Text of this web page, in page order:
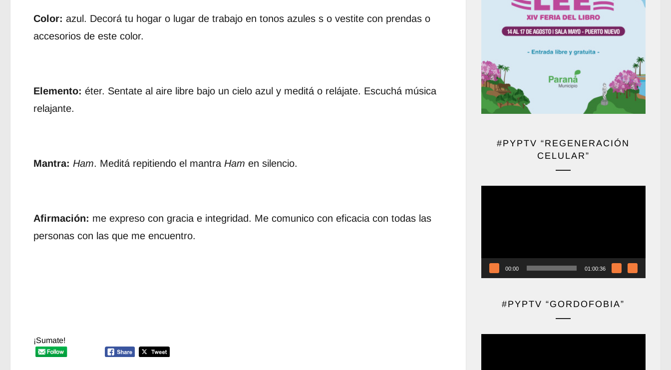
Color: azul. Decorá tu hogar o lugar de trabajo en tonos azules s o vestite con prendas o
accesorios de este color.
Elemento: éter. Sentate al aire libre bajo un cielo azul y meditá o relájate. Escuchá música
relajante.
Mantra: Ham. Meditá repitiendo el mantra Ham en silencio.
Afirmación: me expreso con gracia e integridad. Me comunico con eficacia con todas las
personas con las que me encuentro.
¡Sumate!
#PYPTV “REGENERACIÓN
CELULAR”
00:00 01:00:36
#PYPTV “GORDOFOBIA”